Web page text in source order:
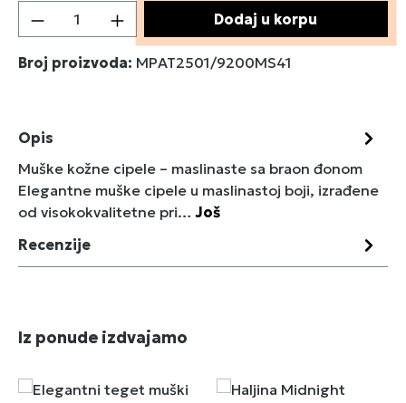
Količina proizvoda: Unesite željenu
Dodaj u korpu
Broj proizvoda: MPAT2501/9200MS41
Opis
Muške kožne cipele – maslinaste sa braon đonom
Elegantne muške cipele u maslinastoj boji, izrađene
od visokokvalitetne pri…Još
Recenzije
Preskoči galeriju proizvoda
Iz ponude izdvajamo